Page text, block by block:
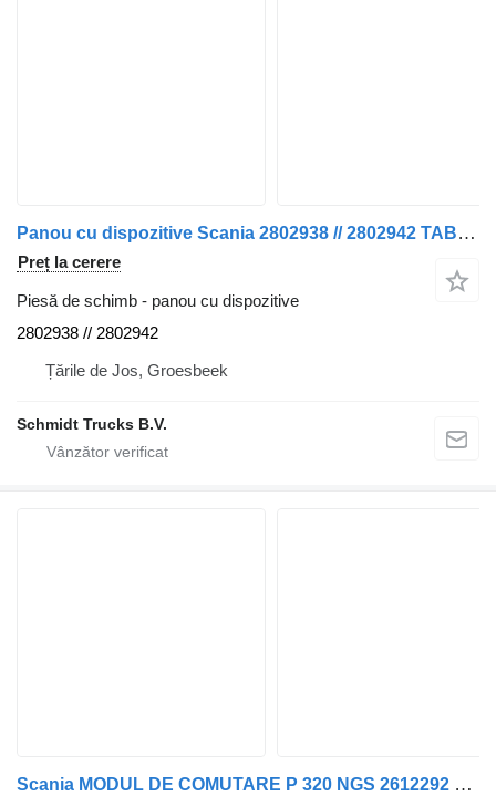
Panou cu dispozitive Scania 2802938 // 2802942 TABLOU DE BORD P 320 NGS pentru camion
Preț la cerere
Piesă de schimb - panou cu dispozitive
2802938 // 2802942
Țările de Jos, Groesbeek
Schmidt Trucks B.V.
Scania MODUL DE COMUTARE P 320 NGS 2612292 pentru camion